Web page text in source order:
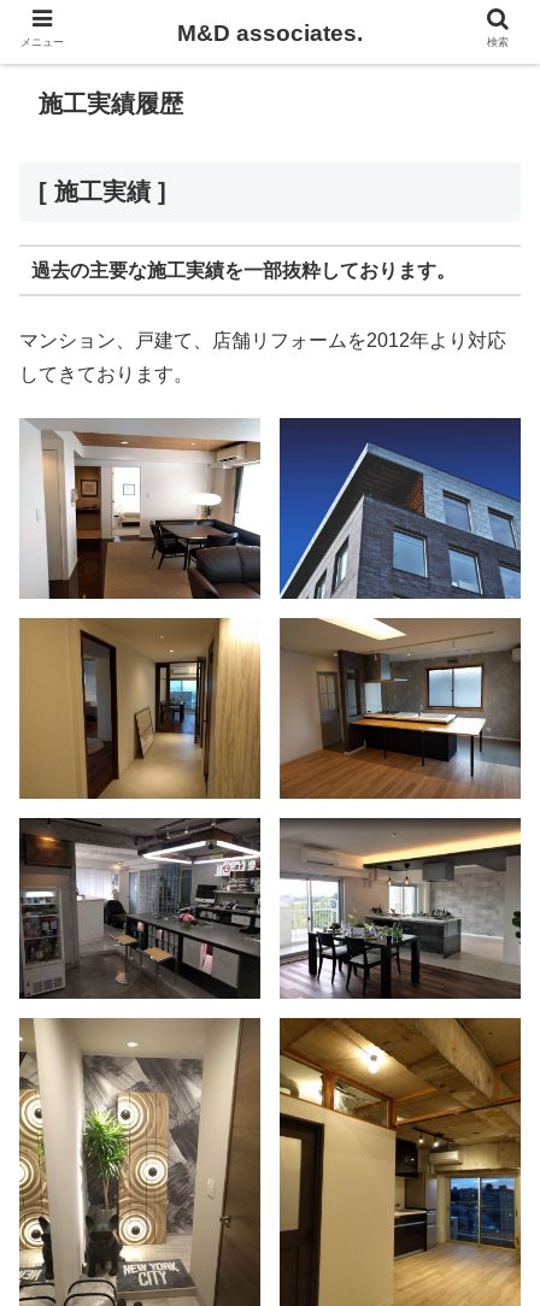
施工実績履歴
[ 施工実績 ]
過去の主要な施工実績を一部抜粋しております。
マンション、戸建て、店舗リフォームを2012年より対応
してきております。
メニュー M&D associates. 検索